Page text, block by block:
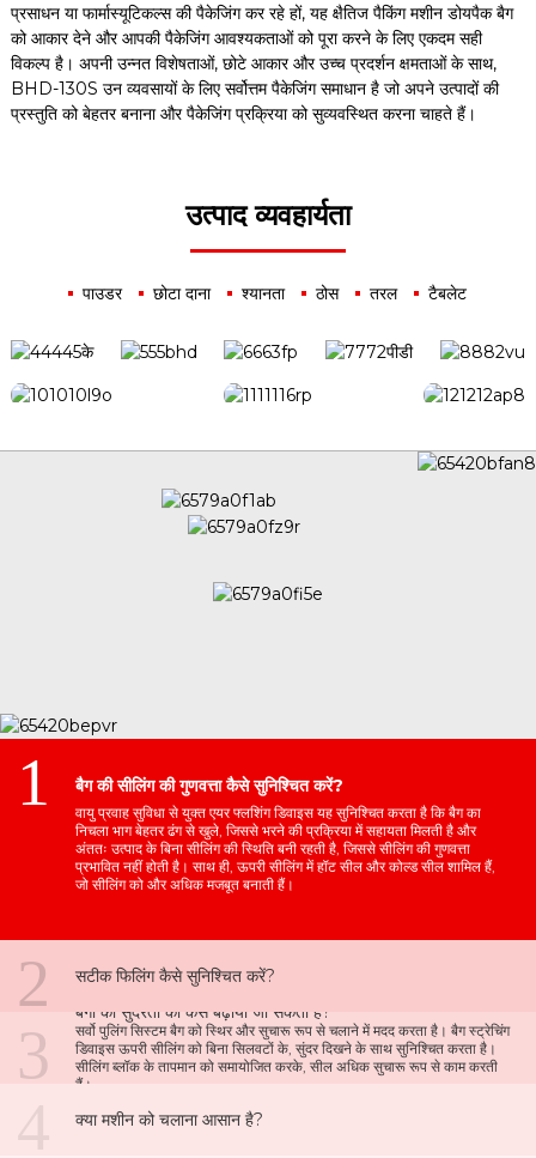
प्रसाधन या फार्मास्यूटिकल्स की पैकेजिंग कर रहे हों, यह क्षैतिज पैकिंग मशीन डोयपैक बैग
को आकार देने और आपकी पैकेजिंग आवश्यकताओं को पूरा करने के लिए एकदम सही
विकल्प है। अपनी उन्नत विशेषताओं, छोटे आकार और उच्च प्रदर्शन क्षमताओं के साथ,
BHD-130S उन व्यवसायों के लिए सर्वोत्तम पैकेजिंग समाधान है जो अपने उत्पादों की
प्रस्तुति को बेहतर बनाना और पैकेजिंग प्रक्रिया को सुव्यवस्थित करना चाहते हैं।
उत्पाद व्यवहार्यता
पाउडर छोटा दाना श्यानता ठोस तरल टैबलेट
1 बैग की सीलिंग की गुणवत्ता कैसे सुनिश्चित करें?
वायु प्रवाह सुविधा से युक्त एयर फ्लशिंग डिवाइस यह सुनिश्चित करता है कि बैग का
निचला भाग बेहतर ढंग से खुले, जिससे भरने की प्रक्रिया में सहायता मिलती है और
अंततः उत्पाद के बिना सीलिंग की स्थिति बनी रहती है, जिससे सीलिंग की गुणवत्ता
प्रभावित नहीं होती है। साथ ही, ऊपरी सीलिंग में हॉट सील और कोल्ड सील शामिल हैं,
जो सीलिंग को और अधिक मजबूत बनाती हैं।
2 सटीक फिलिंग कैसे सुनिश्चित करें?
3
बैगों की सुंदरता को कैसे बढ़ाया जा सकता है?
सर्वो पुलिंग सिस्टम बैग को स्थिर और सुचारू रूप से चलाने में मदद करता है। बैग स्ट्रेचिंग
डिवाइस ऊपरी सीलिंग को बिना सिलवटों के, सुंदर दिखने के साथ सुनिश्चित करता है।
सीलिंग ब्लॉक के तापमान को समायोजित करके, सील अधिक सुचारू रूप से काम करती
हैं।
क्या मशीन को चलाना आसान है?